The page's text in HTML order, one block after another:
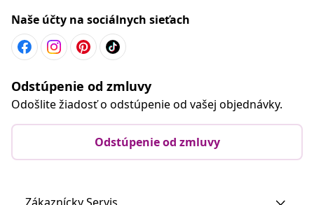
Naše účty na sociálnych sieťach
Odstúpenie od zmluvy
Odošlite žiadosť o odstúpenie od vašej objednávky.
Odstúpenie od zmluvy